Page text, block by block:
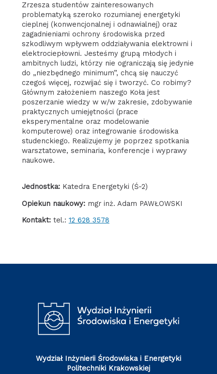
Zrzesza studentów zainteresowanych
problematyką szeroko rozumianej energetyki
cieplnej (konwencjonalnej i odnawialnej) oraz
zagadnieniami ochrony środowiska przed
szkodliwym wpływem oddziaływania elektrowni i
elektrociepłowni. Jesteśmy grupą młodych i
ambitnych ludzi, którzy nie ograniczają się jedynie
do „niezbędnego minimum”, chcą się nauczyć
czegoś więcej, rozwijać się i tworzyć. Co robimy?
Głównym założeniem naszego Koła jest
poszerzanie wiedzy w w/w zakresie, zdobywanie
praktycznych umiejętności (prace
eksperymentalne oraz modelowanie
komputerowe) oraz integrowanie środowiska
studenckiego. Realizujemy je poprzez spotkania
warsztatowe, seminaria, konferencje i wyprawy
naukowe.
Jednostka:Katedra Energetyki (Ś-2)
Opiekun naukowy: mgr inż. Adam PAWŁOWSKI
Kontakt: tel.: 12 628 3578
Wydział Inżynierii Środowiska i Energetyki
Politechniki Krakowskiej